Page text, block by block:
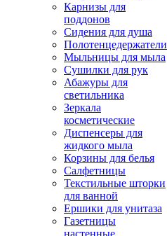
Карнизы для
поддонов
Сидения для душа
Полотенцедержатели
Мыльницы для мыла
Сушилки для рук
Абажуры для
светильника
Зеркала
косметические
Диспенсеры для
жидкого мыла
Корзины для белья
Салфетницы
Текстильные шторки
для ванной
Ершики для унитаза
Газетницы
настенные